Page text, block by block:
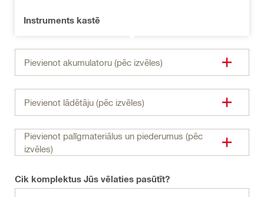
Instruments kastē
Pievienot akumulatoru (pēc izvēles)
Pievienot lādētāju (pēc izvēles)
Pievienot palīgmateriālus un piederumus (pēc
izvēles)
Cik komplektus Jūs vēlaties pasūtīt?